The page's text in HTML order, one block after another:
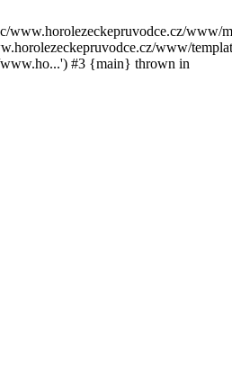
www/
www/
#3 {main} thrown in